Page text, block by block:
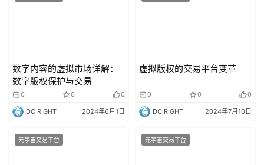
数字内容的虚拟市场详解：
数字版权保护与交易
0 0 0
DC RIGHT 2024年6月1日
虚拟版权的交易平台变革
0 0 0
DC RIGHT 2024年7月10日
元宇宙交易平台 元宇宙交易平台